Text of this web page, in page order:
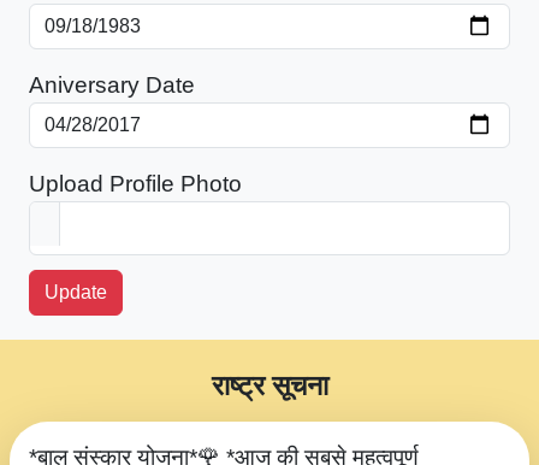
Aniversary Date
Upload Profile Photo
Update
*बाल संस्कार योजना*🌹 *आज की सबसे महत्वपूर्ण
राष्ट्र सूचना